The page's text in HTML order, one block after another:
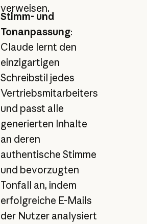
verweisen.
Stimm- und
Tonanpassung:
Claude lernt den
einzigartigen
Schreibstil jedes
Vertriebsmitarbeiters
und passt alle
generierten Inhalte
an deren
authentische Stimme
und bevorzugten
Tonfall an, indem
erfolgreiche E-Mails
der Nutzer analysiert